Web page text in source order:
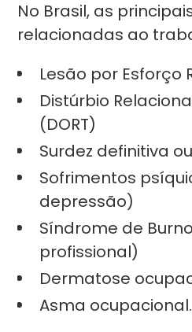
No Brasil, as
relacionadas ao
Lesão por Esforço
Distúrbio
(DORT)
Surdez definitiva
Sofrimentos
depressão)
Síndrome de
profissional)
Dermatose
Asma ocupacional.